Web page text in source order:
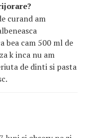
curand am
bea cam 500 ml de
k inca nu am
de dinti si pasta